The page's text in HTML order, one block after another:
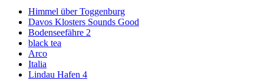
Himmel über Toggenburg
Davos Klosters Sounds Good
Bodenseefähre 2
black tea
Arco
Italia
Lindau Hafen 4